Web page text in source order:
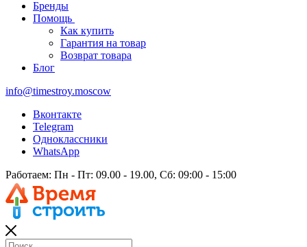
Бренды
Помощь
Как купить
Гарантия на товар
Возврат товара
Блог
info@timestroy.moscow
Вконтакте
Telegram
Одноклассники
WhatsApp
Работаем: Пн - Пт: 09.00 - 19.00, Сб: 09:00 - 15:00